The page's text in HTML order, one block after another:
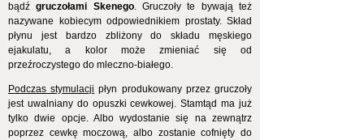
bądźgruczołami Skenego. Gruczoły te bywają też
nazywane kobiecym odpowiednikiem prostaty. Skład
płynu jest bardzo zbliżony do składu męskiego
ejakulatu, a kolor może zmieniać się od
przeźroczystego do mleczno-białego.
Podczas stymulacji płyn produkowany przez gruczoły
jest uwalniany do opuszki cewkowej. Stamtąd ma już
tylko dwie opcje. Albo wydostanie się na zewnątrz
poprzez cewkę moczową, albo zostanie cofnięty do